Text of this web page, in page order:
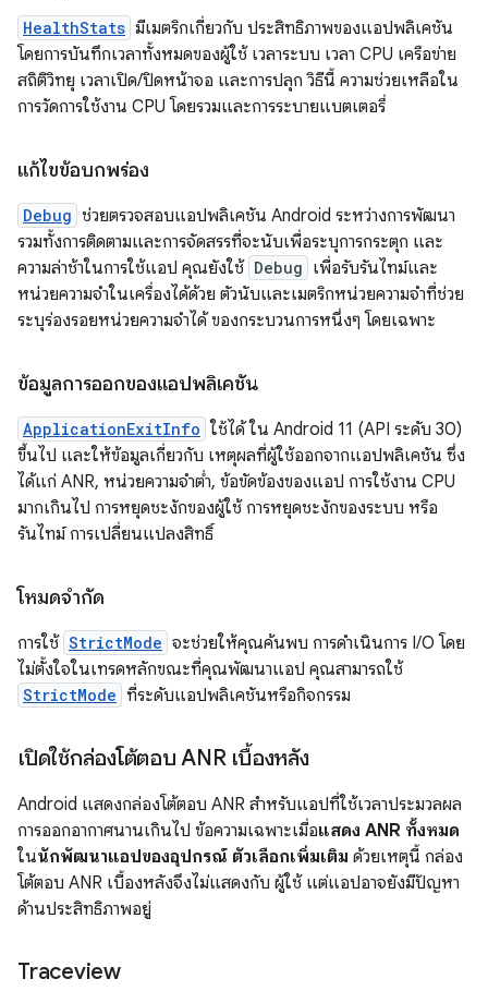
HealthStats มีเมตริกเกี่ยวกับ ประสิทธิภาพของแอปพลิเคชัน
โดยการบันทึกเวลาทั้งหมดของผู้ใช้ เวลาระบบ เวลา CPU เครือข่าย
สถิติวิทยุ เวลาเปิด/ปิดหน้าจอ และการปลุก วิธีนี้ ความช่วยเหลือใน
การวัดการใช้งาน CPU โดยรวมและการระบายแบตเตอรี่
แก้ไขข้อบกพร่อง
Debug ช่วยตรวจสอบแอปพลิเคชัน Android ระหว่างการพัฒนา
รวมทั้งการติดตามและการจัดสรรที่จะนับเพื่อระบุการกระตุก และ
ความล่าช้าในการใช้แอป คุณยังใช้ Debug เพื่อรับรันไทม์และ
หน่วยความจำในเครื่องได้ด้วย ตัวนับและเมตริกหน่วยความจำที่ช่วย
ระบุร่องรอยหน่วยความจำได้ ของกระบวนการหนึ่งๆ โดยเฉพาะ
ข้อมูลการออกของแอปพลิเคชัน
ApplicationExitInfo ใช้ได้ ใน Android 11 (API ระดับ 30)
ขึ้นไป และให้ข้อมูลเกี่ยวกับ เหตุผลที่ผู้ใช้ออกจากแอปพลิเคชัน ซึ่ง
ได้แก่ ANR, หน่วยความจำต่ำ, ข้อขัดข้องของแอป การใช้งาน CPU
มากเกินไป การหยุดชะงักของผู้ใช้ การหยุดชะงักของระบบ หรือ
รันไทม์ การเปลี่ยนแปลงสิทธิ์
โหมดจำกัด
การใช้ StrictMode จะช่วยให้คุณค้นพบ การดําเนินการ I/O โดย
ไม่ตั้งใจในเทรดหลักขณะที่คุณพัฒนาแอป คุณสามารถใช้
StrictMode ที่ระดับแอปพลิเคชันหรือกิจกรรม
เปิดใช้กล่องโต้ตอบ ANR เบื้องหลัง
Android แสดงกล่องโต้ตอบ ANR สำหรับแอปที่ใช้เวลาประมวลผล
การออกอากาศนานเกินไป ข้อความเฉพาะเมื่อแสดง ANR ทั้งหมด
ในนักพัฒนาแอปของอุปกรณ์ ตัวเลือกเพิ่มเติม ด้วยเหตุนี้ กล่อง
โต้ตอบ ANR เบื้องหลังจึงไม่แสดงกับ ผู้ใช้ แต่แอปอาจยังมีปัญหา
ด้านประสิทธิภาพอยู่
Traceview